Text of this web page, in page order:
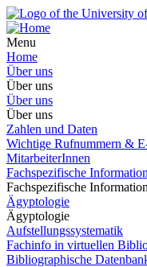
Menu
Home
Über uns
Über uns
Über uns
Über uns
Zahlen und Daten
Wichtige Rufnummern &
MitarbeiterInnen
Fachspezifische
Fachspezifische
Ägyptologie
Ägyptologie
Aufstellungssystematik
Fachinfo in virtuellen
Bibliographische